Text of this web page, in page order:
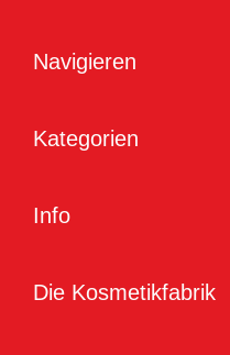
Navigieren
Kategorien
Info
Die Kosmetikfabrik